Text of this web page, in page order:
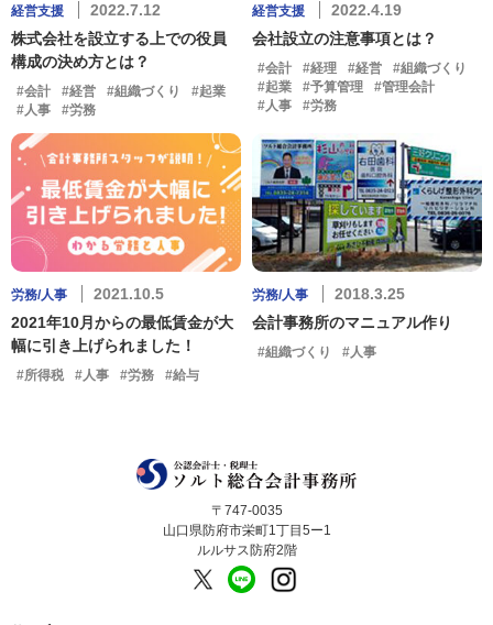
経営支援
2022.7.12
株式会社を設立する上での役員
構成の決め方とは？
#会計 #経営 #組織づくり
#起業
#人事
#労務
経営支援
2022.4.19
会社設立の注意事項とは？
#会計 #経理 #経営
#組織づくり
#起業
#予算管理
#管理会計
#人事
#労務
労務/人事
2021.10.5
2021年10月からの最低賃金が大
幅に引き上げられました！
#所得税 #人事 #労務 #給与
労務/人事
2018.3.25
会計事務所のマニュアル作り
#組織づくり #人事
〒747-0035
山口県防府市栄町1丁目5ー1
ルルサス防府2階